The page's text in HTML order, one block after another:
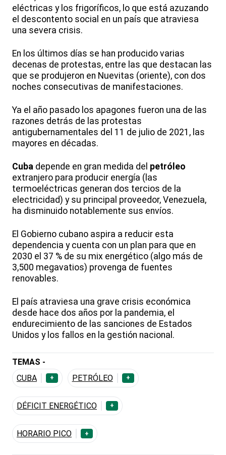
eléctricas y los frigoríficos, lo que está azuzando
el descontento social en un país que atraviesa
una severa crisis.
En los últimos días se han producido varias
decenas de protestas, entre las que destacan las
que se produjeron en Nuevitas (oriente), con dos
noches consecutivas de manifestaciones.
Ya el año pasado los apagones fueron una de las
razones detrás de las protestas
antigubernamentales del 11 de julio de 2021, las
mayores en décadas.
Cuba depende en gran medida del petróleo
extranjero para producir energía (las
termoeléctricas generan dos tercios de la
electricidad) y su principal proveedor, Venezuela,
ha disminuido notablemente sus envíos.
El Gobierno cubano aspira a reducir esta
dependencia y cuenta con un plan para que en
2030 el 37 % de su mix energético (algo más de
3,500 megavatios) provenga de fuentes
renovables.
El país atraviesa una grave crisis económica
desde hace dos años por la pandemia, el
endurecimiento de las sanciones de Estados
Unidos y los fallos en la gestión nacional.
TEMAS -
CUBA
+ PETRÓLEO +
DÉFICIT ENERGÉTICO +
HORARIO PICO +